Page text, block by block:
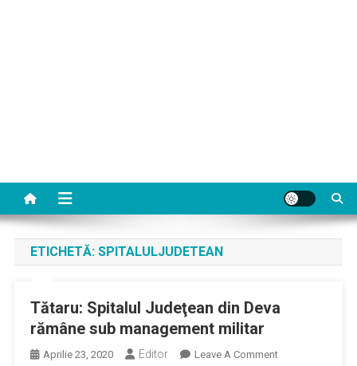
ETICHETĂ: SPITALULJUDETEAN
Tătaru: Spitalul Judeţean din Deva
rămâne sub management militar
Aprilie 23, 2020 Editor Leave A CommentOn